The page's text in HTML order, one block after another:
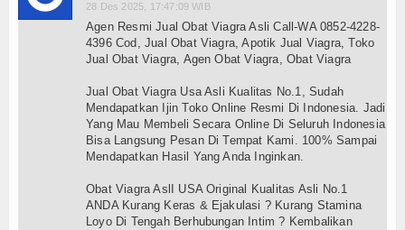
28 Des 2025, 17:47:09 WIB
Agen Resmi Jual Obat Viagra Asli Call-WA 0852-4228-
4396 Cod, Jual Obat Viagra, Apotik Jual Viagra, Toko
Jual Obat Viagra, Agen Obat Viagra, Obat Viagra
Jual Obat Viagra Usa Asli Kualitas No.1, Sudah
Mendapatkan Ijin Toko Online Resmi Di Indonesia. Jadi
Yang Mau Membeli Secara Online Di Seluruh Indonesia
Bisa Langsung Pesan Di Tempat Kami. 100% Sampai
Mendapatkan Hasil Yang Anda Inginkan.
Obat Viagra AslI USA Original Kualitas Asli No.1
ANDA Kurang Keras & Ejakulasi ? Kurang Stamina
Loyo Di Tengah Berhubungan Intim ? Kembalikan